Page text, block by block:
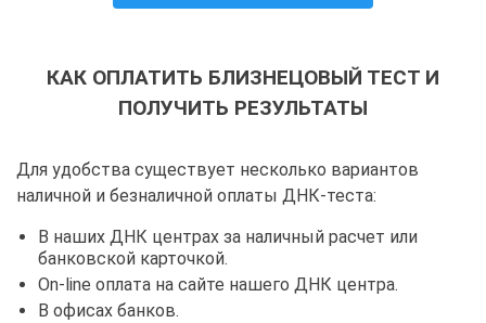
КАК ОПЛАТИТЬ БЛИЗНЕЦОВЫЙ ТЕСТ И
ПОЛУЧИТЬ РЕЗУЛЬТАТЫ
Для удобства существует несколько вариантов
наличной и безналичной оплаты ДНК-теста:
В наших ДНК центрах за наличный расчет или
банковской карточкой.
On-line оплата на сайте нашего ДНК центра.
В офисах банков.